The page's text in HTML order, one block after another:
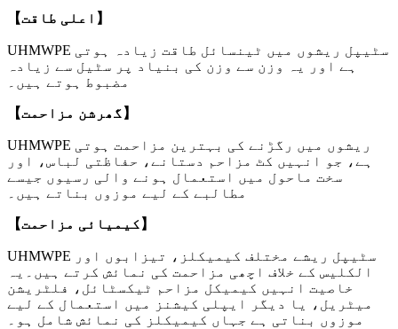
【اعلی طاقت】
UHMWPE سٹیپل ریشوں میں ٹینسائل طاقت زیادہ ہوتی
ہے اور یہ وزن سے وزن کی بنیاد پر سٹیل سے زیادہ
مضبوط ہوتے ہیں۔
【گھرشن مزاحمت】
UHMWPE ریشوں میں رگڑنے کی بہترین مزاحمت ہوتی
ہے، جو انہیں کٹ مزاحم دستانے، حفاظتی لباس، اور
سخت ماحول میں استعمال ہونے والی رسیوں جیسے
مطالبے کے لیے موزوں بناتے ہیں۔
【کیمیائی مزاحمت】
UHMWPE سٹیپل ریشے مختلف کیمیکلز، تیزابوں اور
الکلیس کے خلاف اچھی مزاحمت کی نمائش کرتے ہیں۔یہ
خاصیت انہیں کیمیکل مزاحم ٹیکسٹائل، فلٹریشن
میٹریل، یا دیگر ایپلی کیشنز میں استعمال کے لیے
موزوں بناتی ہے جہاں کیمیکلز کی نمائش شامل ہو۔